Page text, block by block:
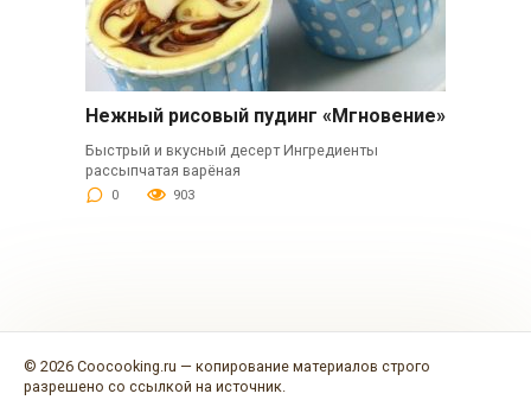
Нежный рисовый пудинг «Мгновение»
Быстрый и вкусный десерт Ингредиенты
рассыпчатая варёная
0 903
© 2026 Coocooking.ru — копирование материалов строго
разрешено со ссылкой на источник.